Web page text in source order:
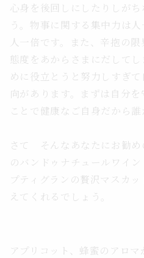
心身を後回しにしたりしが
う。物事に関する集中力は
人一倍です。また、辛抱の
態度をあからさまにだして
めに役立とうと努力しすぎ
向があります。まずは自分
ことで健康なご自身だから誰
さて そんなあなたにお勧め
のバンドゥナチュールワイン
プティグランの贅沢マスカ
えてくれるでしょう。
アプリコット、蜂蜜のアロ